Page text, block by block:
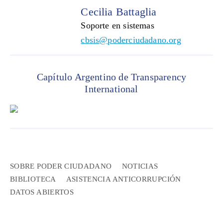
Cecilia Battaglia
Soporte en sistemas
cbsis@poderciudadano.org
Capítulo Argentino de Transparency
International
SOBRE PODER CIUDADANO
NOTICIAS
BIBLIOTECA
ASISTENCIA ANTICORRUPCIÓN
DATOS ABIERTOS